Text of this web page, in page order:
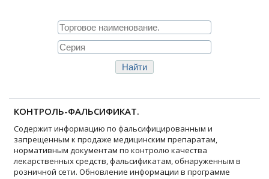
КОНТРОЛЬ-ФАЛЬСИФИКАТ.
Содержит информацию по фальсифицированным и
запрещенным к продаже медицинским препаратам,
нормативным документам по контролю качества
лекарственных средств, фальсификатам, обнаруженным в
розничной сети. Обновление информации в программе